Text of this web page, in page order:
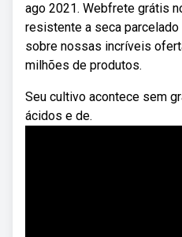
ago 2021. Webfrete grátis
resistente a seca
sobre nossas incríveis
milhões de produtos.
Seu cultivo acontece sem
ácidos e de.